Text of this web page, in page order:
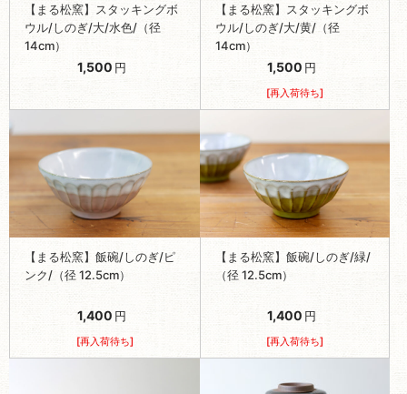
【まる松窯】スタッキングボ
ウル/しのぎ/大/水色/（径
14cm）
1,500 円
【まる松窯】スタッキングボ
ウル/しのぎ/大/黄/（径
14cm）
1,500 円
[再入荷待ち]
【まる松窯】飯碗/しのぎ/ピ
ンク/（径 12.5cm）
1,400 円
[再入荷待ち]
【まる松窯】飯碗/しのぎ/緑/
（径 12.5cm）
1,400 円
[再入荷待ち]